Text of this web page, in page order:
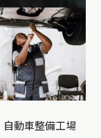
動車整備工場